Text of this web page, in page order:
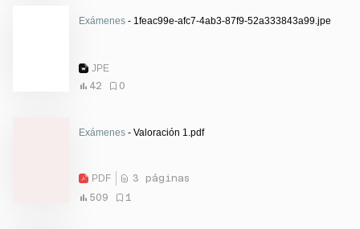
Exámenes - 1feac99e-afc7-4ab3-87f9-52a333843a99.jpe
JPE
42
0
Exámenes - Valoración 1.pdf
PDF
3 páginas
509
1